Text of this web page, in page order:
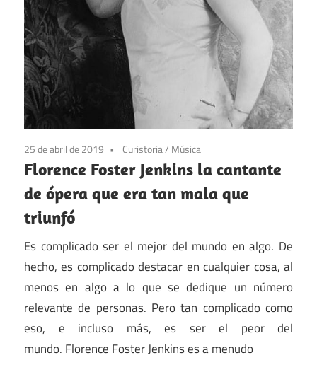
25 de abril de 2019 Curistoria/ Música
Florence Foster Jenkins la cantante
de ópera que era tan mala que
triunfó
Es complicado ser el mejor del mundo en algo. De
hecho, es complicado destacar en cualquier cosa, al
menos en algo a lo que se dedique un número
relevante de personas. Pero tan complicado como
eso, e incluso más, es ser el peor del
mundo. Florence Foster Jenkins es a menudo